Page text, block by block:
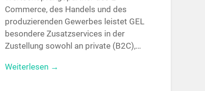
Commerce, des Handels und des
produzierenden Gewerbes leistet GEL
besondere Zusatzservices in der
Zustellung sowohl an private (B2C),…
Weiterlesen →